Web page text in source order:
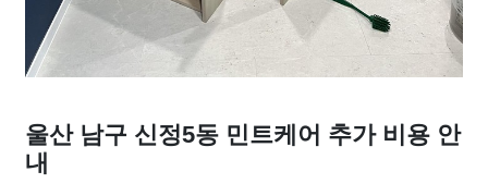
울산 남구 신정5동 민트케어 추가 비용 안
내